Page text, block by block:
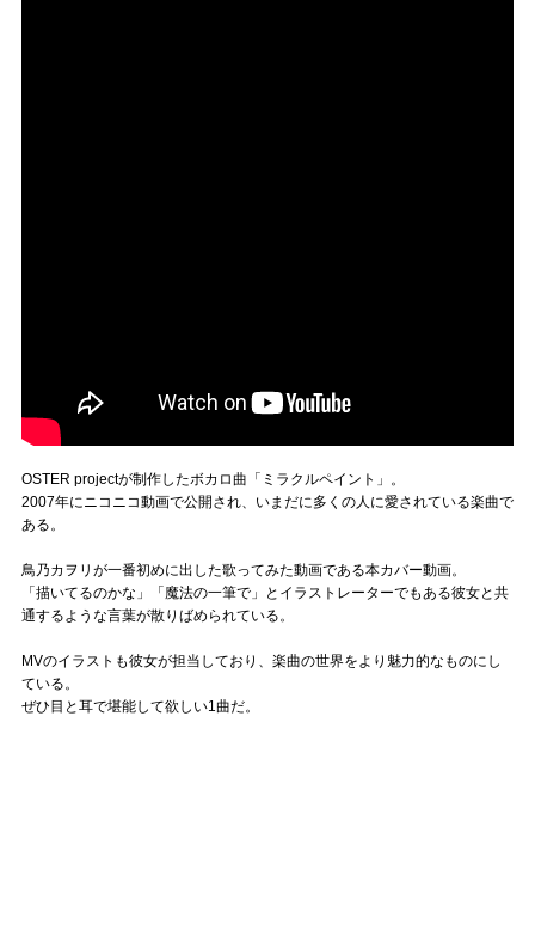
OSTER projectが制作したボカロ曲「ミラクルペイント」。
2007年にニコニコ動画で公開され、いまだに多くの人に愛されている楽曲で
ある。
鳥乃カヲリが一番初めに出した歌ってみた動画である本カバー動画。
「描いてるのかな」「魔法の一筆で」とイラストレーターでもある彼女と共
通するような言葉が散りばめられている。
MVのイラストも彼女が担当しており、楽曲の世界をより魅力的なものにし
ている。
ぜひ目と耳で堪能して欲しい1曲だ。